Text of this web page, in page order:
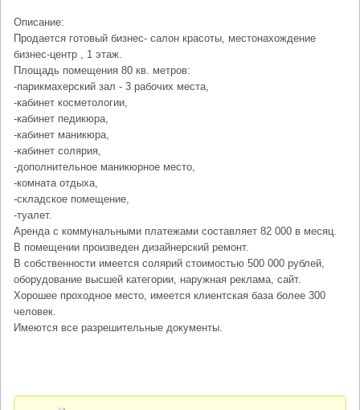
Описание:
Продается готовый бизнес- салон красоты, местонахождение
бизнес-центр , 1 этаж.
Площадь помещения 80 кв. метров:
-парикмахерский зал - 3 рабочих места,
-кабинет косметологии,
-кабинет педикюра,
-кабинет маникюра,
-кабинет солярия,
-дополнительное маникюрное место,
-комната отдыха,
-складское помещение,
-туалет.
Аренда с коммунальными платежами составляет 82 000 в месяц.
В помещении произведен дизайнерский ремонт.
В собственности имеется солярий стоимостью 500 000 рублей,
оборудование высшей категории, наружная реклама, сайт.
Хорошее проходное место, имеется клиентская база более 300
человек.
Имеются все разрешительные документы.